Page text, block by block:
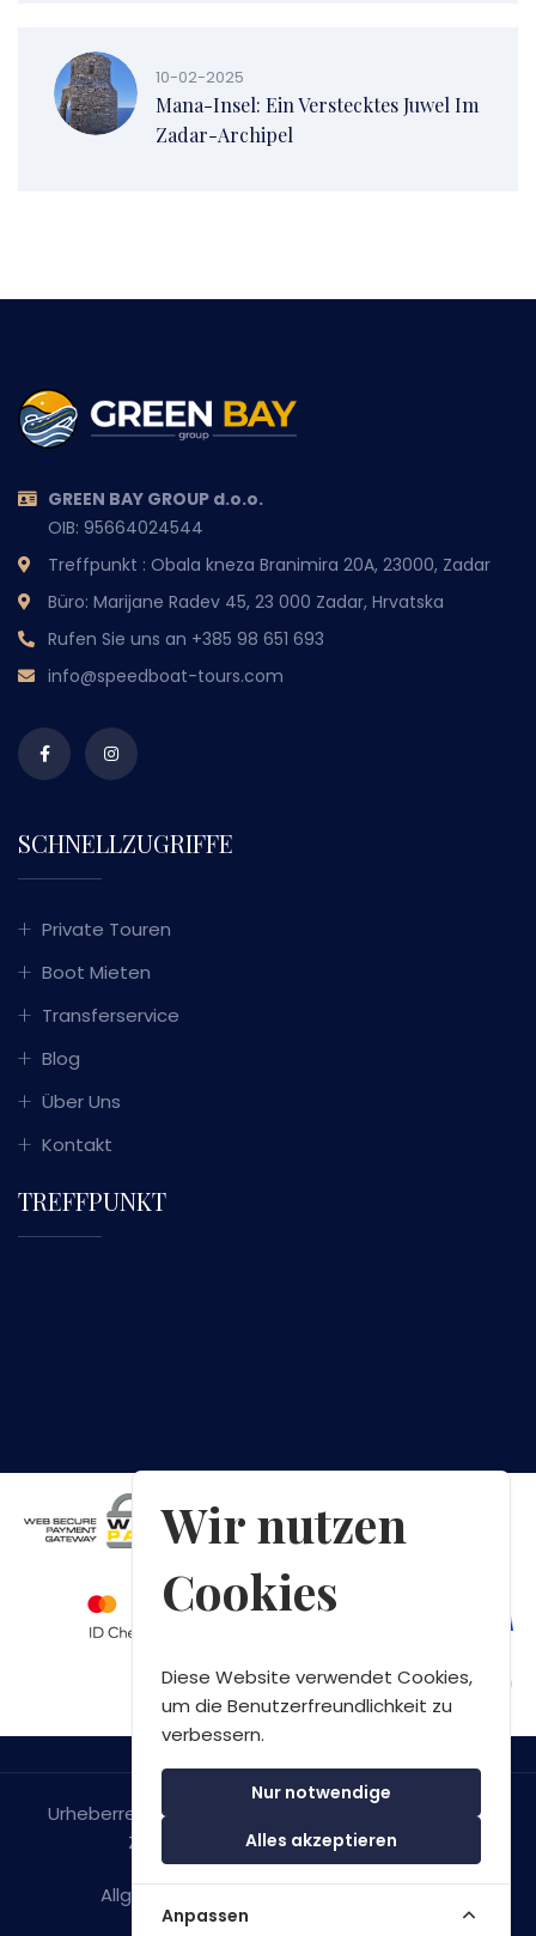
10-02-2025
Mana-Insel: Ein Verstecktes Juwel Im
Zadar-Archipel
GREEN BAY GROUP d.o.o.
OIB: 95664024544
Treffpunkt : Obala kneza Branimira 20A, 23000, Zadar
Büro: Marijane Radev 45, 23 000 Zadar, Hrvatska
Rufen Sie uns an +385 98 651 693
info@speedboat-tours.com
SCHNELLZUGRIFFE
Private Touren
Boot Mieten
Transferservice
Blog
Über Uns
Kontakt
TREFFPUNKT
Urheberrecht © 2026 Green Bay Speedboat Tours
Zadar. Alle Rechte Vorbehalten.
Allgemeine Geschäftsbedingungen
Datenschutzerklarung
Wir nutzen
Cookies
Diese Website verwendet Cookies,
um die Benutzerfreundlichkeit zu
verbessern.
Nur notwendige
Alles akzeptieren
Anpassen